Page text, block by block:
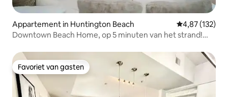
Appartement in Huntington Beach Gemiddelde
4,87 (132)
Downtown Beach Home, op 5 minuten van het strand!
Favoriet van gasten
Favoriet van gasten